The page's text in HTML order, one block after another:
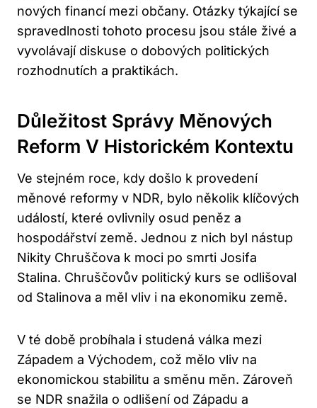
nových financí mezi občany. Otázky týkající se
spravedlnosti tohoto procesu jsou stále živé a
vyvolávají diskuse o dobových politických
rozhodnutích a praktikách.
Důležitost Správy Měnových
Reform V Historickém Kontextu
Ve stejném roce, kdy došlo k provedení
měnové reformy v NDR, bylo několik klíčových
událostí, které ovlivnily osud peněz a
hospodářství země. Jednou z nich byl nástup
Nikity Chruščova k moci po smrti Josifa
Stalina. Chruščovův politický kurs se odlišoval
od Stalinova a měl vliv i na ekonomiku země.
V té době probíhala i studená válka mezi
Západem a Východem, což mělo vliv na
ekonomickou stabilitu a směnu měn. Zároveň
se NDR snažila o odlišení od Západu a